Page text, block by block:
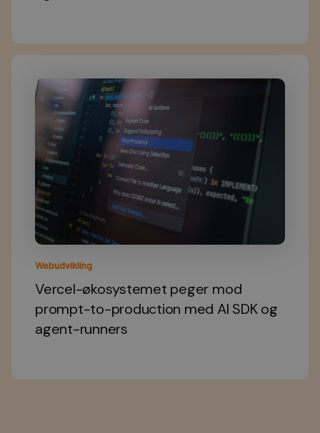
Webudvikling
Vercel-økosystemet peger mod
prompt-to-production med AI SDK og
agent-runners